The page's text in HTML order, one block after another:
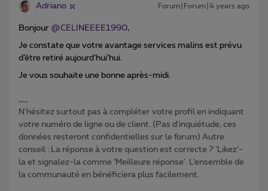
Adriano Forum|Forum|4 years ago
Bonjour @CELINEEEE1990,
Je constate que votre avantage services malins est prévu
d’être retiré aujourd’hui’hui.
Je vous souhaite une bonne après-midi.
N'hésitez surtout pas à compléter votre profil en indiquant
votre numéro de ligne ou de client. (Pas d'inquiétude, ces
données resteront confidentielles sur le forum) Autre
conseil : La réponse à votre question est correcte ? ‘Likez’-
la et signalez-la comme ‘Meilleure réponse’. L’ensemble de
la communauté en bénéficiera plus facilement.